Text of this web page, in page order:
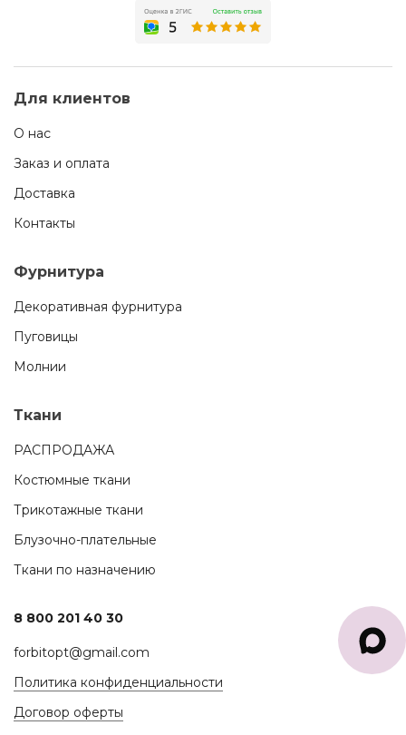
Для клиентов
О нас
Заказ и оплата
Доставка
Контакты
Фурнитура
Декоративная фурнитура
Пуговицы
Молнии
Ткани
РАСПРОДАЖА
Костюмные ткани
Трикотажные ткани
Блузочно-плательные
Ткани по назначению
8 800 201 40 30
forbitopt@gmail.com
Политика конфиденциальности
Договор оферты